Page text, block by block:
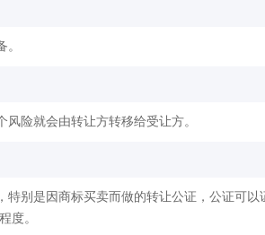
险就会由转让方转移给受让方。
别是因商标买卖而做的转让公证，公证可以
度。